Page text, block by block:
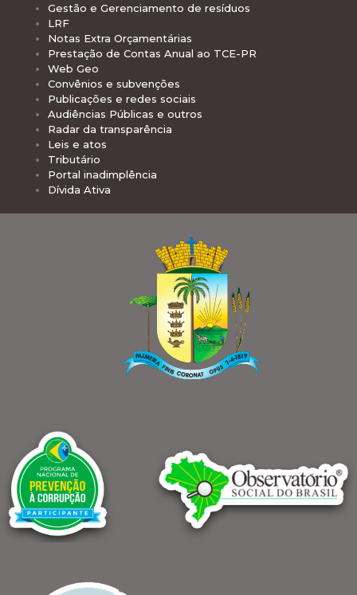
Gestão e Gerenciamento de resíduos
LRF
Notas Extra Orçamentárias
Prestação de Contas Anual ao TCE-PR
Web Geo
Convênios e subvenções
Publicações e redes sociais
Audiências Públicas e outros
Radar da transparência
Leis e atos
Tributário
Portal inadimplência
Dívida Ativa